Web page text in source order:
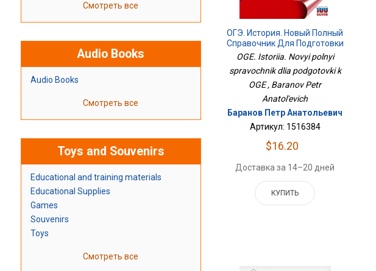
Смотреть все
Audio Books
Audio Books
Смотреть все
Toys and Souvenirs
Educational and training materials
Educational Supplies
Games
Souvenirs
Toys
Смотреть все
ОГЭ. История. Новый Полный
Справочник Для Подготовки
К ОГЭ
OGE. Istoriia. Novyi polnyi
spravochnik dlia podgotovki k
OGE , Baranov Petr
Anatol'evich
Баранов Петр Анатольевич
Артикул: 1516384
$16.20
Доставка за 14–20 дней
КУПИТЬ